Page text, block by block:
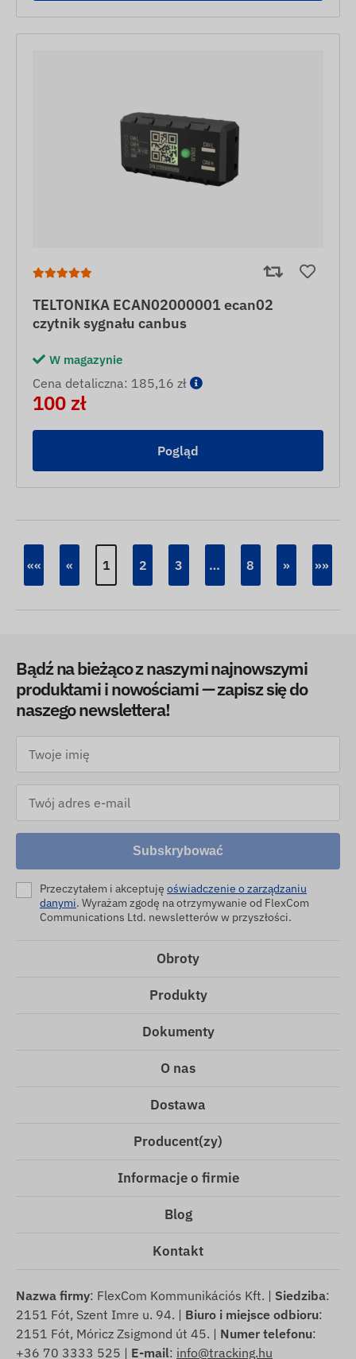
TELTONIKA ECAN02000001 ecan02
czytnik sygnału canbus
W magazynie
Cena detaliczna: 185,16 zł
100 zł
Pogląd
«« « 1 2 3 … 8 » »»
Bądź na bieżąco z naszymi najnowszymi
produktami i nowościami — zapisz się do
naszego newslettera!
Subskrybować
Przeczytałem i akceptuję oświadczenie o zarządzaniu
danymi. Wyrażam zgodę na otrzymywanie od FlexCom
Communications Ltd. newsletterów w przyszłości.
Obroty
Produkty
Dokumenty
O nas
Dostawa
Producent(zy)
Informacje o firmie
Blog
Kontakt
Nazwa firmy: FlexCom Kommunikációs Kft. | Siedziba:
2151 Fót, Szent Imre u. 94. | Biuro i miejsce odbioru:
2151 Fót, Móricz Zsigmond út 45. | Numer telefonu:
+36 70 3333 525 | E-mail: info@tracking.hu